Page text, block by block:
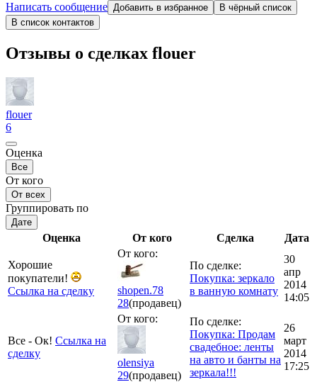
Написать сообщение Добавить в избранное
В чёрный список
В список контактов
Отзывы о сделках flouer
flouer
6
Оценка
Все
От кого
От всех
Группировать по
Дате
Оценка От кого Сделка Дата
Хорошие
покупатели!
Ссылка на сделку
От кого:
shopen.78
28(продавец)
По сделке:
Покупка: зеркало
в ванную комнату
30
апр
2014
14:05
Все - Ок! Ссылка на
сделку
От кого:
olensiya
29(продавец)
По сделке:
Покупка: Продам
свадебное: ленты
на авто и банты на
зеркала!!!
26
март
2014
17:25